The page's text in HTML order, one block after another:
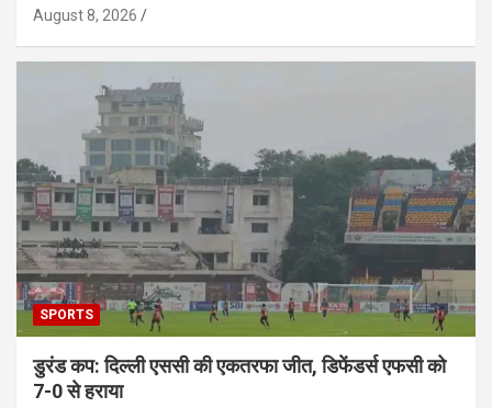
August 8, 2026
SPORTS
डुरंड कप: दिल्ली एससी की एकतरफा जीत, डिफेंडर्स एफसी को
7-0 से हराया